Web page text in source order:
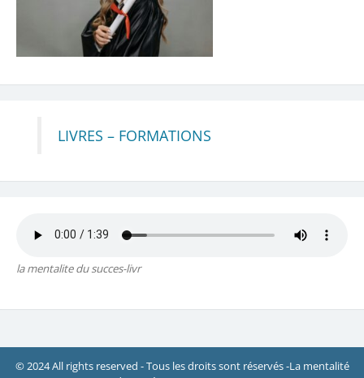
LIVRES – FORMATIONS
la mentalite du succes-livr
© 2024 All rights reserved - Tous les droits sont réservés -La mentalité